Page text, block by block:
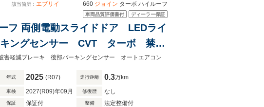
該当箇所： エブリイ 660 ジョイン ターボ ハイルーフ
車両品質評価書付 ディーラー保証
フ 両側電動スライドドア LEDライ
ングセンサー CVT ターボ 禁煙
キー USB出力端子 パワースライ
軽減ブレーキ 後部パーキングセンサー オートエアコン
年式 2025 (R07) 走行距離 0.3万km
車検 2027(R09)年09月 修復歴 なし
保証 保証付 整備 法定整備付